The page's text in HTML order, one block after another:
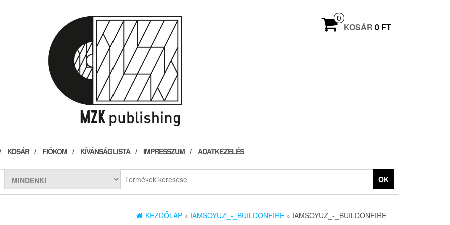
0
KOSÁR 0 FT
KOSÁR FIÓKOM KÍVÁNSÁGLISTA IMPRESSZUM ADATKEZELÉS
OK
KEZDŐLAP » IAMSOYUZ_-_BUILDONFIRE » IAMSOYUZ_-_BUILDONFIRE